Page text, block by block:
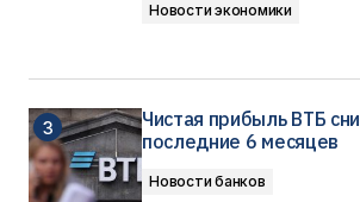
Новости экономики
Чистая прибыль ВТБ
последние 6 месяцев
Новости банков